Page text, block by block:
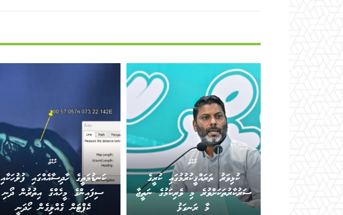
ރާއްޖެ
ކުޅިވަރު ތަރައްޤީކުރުމުގައި ކުރީގެ
ސަރުކާރުތަކަށްވުރެ މި ވެރިކަމުގެ ނަތީޖާ
މާ ރަނގަޅު
ރާއްޖެ
ކަނޑުމަތީގެ ހާދިސާއެއްގައި ފުލުހަކާއި
ސިފައިންގެ މީހެއްގެ އިތުރުން ދޯނި
ކެޕްޓަން ގެއްލިގެން ހޯދަނީ